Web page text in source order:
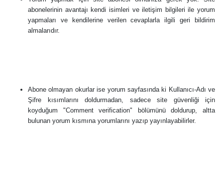
abonelerinin avantajı kendi isimleri ve iletişim bilgileri ile yorum
yapmaları ve kendilerine verilen cevaplarla ilgili geri bildirim
almalarıdır.
Abone olmayan okurlar ise yorum sayfasında ki Kullanıcı-Adı ve
Şifre kısımlarını doldurmadan, sadece site güvenliği için
koyduğum "Comment verification" bölümünü doldurup, altta
bulunan yorum kısmına yorumlarını yazıp yayınlayabilirler.